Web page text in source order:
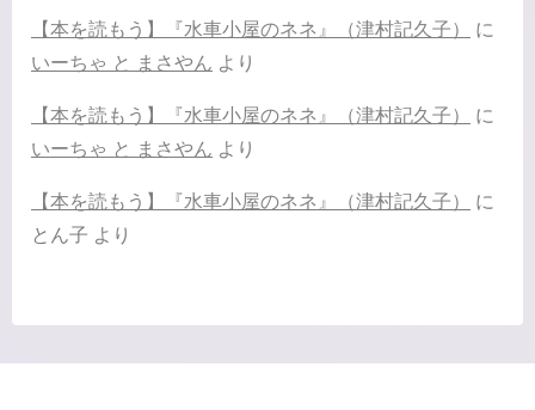
【本を読もう】『水車小屋のネネ』（津村記久子）
に
いーちゃ と まさやん より
【本を読もう】『水車小屋のネネ』（津村記久子）
に
いーちゃ と まさやん より
【本を読もう】『水車小屋のネネ』（津村記久子）
に
とん子 より